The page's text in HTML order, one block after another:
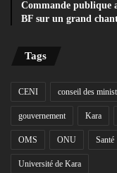
Commande publique
BF sur un grand
Tags
CENI conseil des
gouvernement Kara
OMS ONU Santé
Université de Kara